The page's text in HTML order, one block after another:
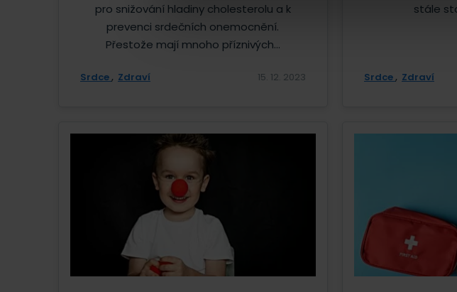
pro snižování hladiny cholesterolu a k
prevenci srdečních onemocnění.
Přestože mají mnoho příznivých...
Srdce Zdraví 15. 12. 2023
stále
Srdce Zdraví